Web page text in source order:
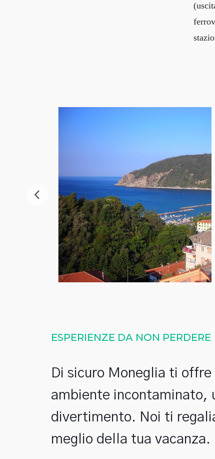
Moneglia
ESPERIENZE DA NON PERDERE
Di sicuro Moneglia ti
ambiente incontaminato,
divertimento. Noi ti
meglio della tua vacanza.